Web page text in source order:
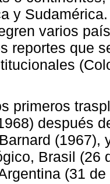
y
varios
reportes que
primeros
después
(1967),
Brasil (26
(31